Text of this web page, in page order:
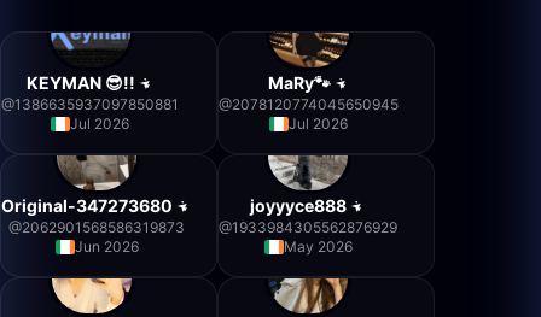
KEYMAN 😎!!
@1386635937097850881
Jul 2026
MaRy🐾
@2078120774045650945
Jul 2026
Original-347273680
@2062901568586319873
Jun 2026
joyyyce888
@1933984305562876929
May 2026